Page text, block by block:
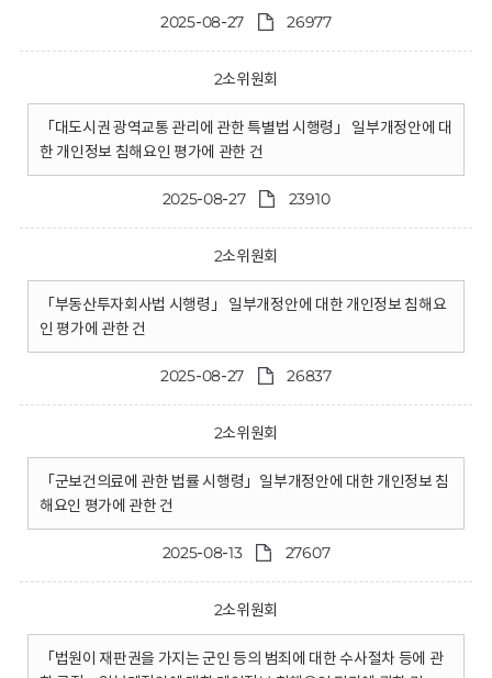
2025-08-27 26977
2소위원회
「대도시권 광역교통 관리에 관한 특별법 시행령」 일부개정안에 대
한 개인정보 침해요인 평가에 관한 건
2025-08-27 23910
2소위원회
「부동산투자회사법 시행령」 일부개정안에 대한 개인정보 침해요
인 평가에 관한 건
2025-08-27 26837
2소위원회
「군보건의료에 관한 법률 시행령」일부개정안에 대한 개인정보 침
해요인 평가에 관한 건
2025-08-13 27607
2소위원회
「법원이 재판권을 가지는 군인 등의 범죄에 대한 수사절차 등에 관